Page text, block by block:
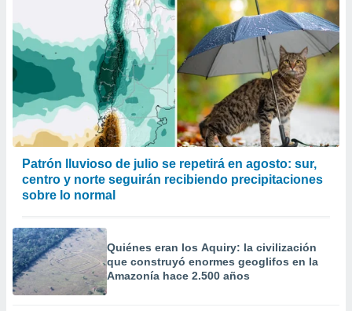
Patrón lluvioso de julio se repetirá en agosto: sur,
centro y norte seguirán recibiendo precipitaciones
sobre lo normal
Quiénes eran los Aquiry: la civilización
que construyó enormes geoglifos en la
Amazonía hace 2.500 años